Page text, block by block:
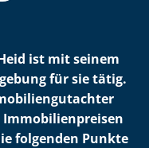
ist mit seinem
für sie tätig.
folgenden Punkte